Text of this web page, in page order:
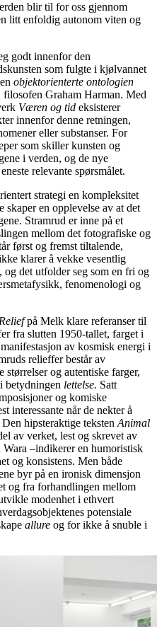
blir til for oss gjennom
litt enfoldig autonom viten og
godt innenfor den
som fulgte i kjølvannet
objektorienterte ontologien
filosofen Graham Harman. Med
Væren og tid eksisterer
innenfor denne retningen,
eller substanser. For
som skiller kunsten og
i verden, og de nye
relevante spørsmålet.
strategi en kompleksitet
skaper en opplevelse av at det
Stramrud er inne på et
mellom det fotografiske og
først og fremst tiltalende,
klarer å vekke vesentlig
og det utfolder seg som en fri og
fenomenologi og
på Melk klare referanser til
fra slutten 1950-tallet, farget i
av kosmisk energi i
relieffer består av
og autentiske farger,
betydningen lettelse. Satt
og komiske
interessante når de nekter å
hipsteraktige teksten Animal
av verket, lest og skrevet av
–indikerer en humoristisk
og konsistens. Men både
byr på en ironisk dimensjon
og fra forhandlingen mellom
modenhet i ethvert
potensiale
allure og for ikke å snuble i